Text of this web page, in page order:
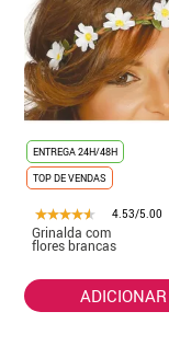
ENTREGA 24H/48H
TOP DE VENDAS
4.53/5.00
Grinalda com
flores brancas
ADICIONAR